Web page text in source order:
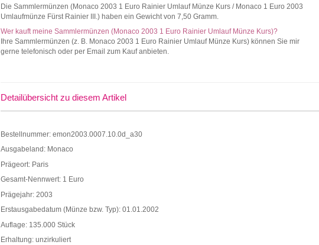
Die Sammlermünzen (Monaco 2003 1 Euro Rainier Umlauf Münze Kurs / Monaco 1 Euro 2003
Umlaufmünze Fürst Rainier III.) haben ein Gewicht von 7,50 Gramm.
Wer kauft meine Sammlermünzen (Monaco 2003 1 Euro Rainier Umlauf Münze Kurs)?
Ihre Sammlermünzen (z. B. Monaco 2003 1 Euro Rainier Umlauf Münze Kurs) können Sie mir
gerne telefonisch oder per Email zum Kauf anbieten.
Detailübersicht zu diesem Artikel
Bestellnummer: emon2003.0007.10.0d_a30
Ausgabeland: Monaco
Prägeort: Paris
Gesamt-Nennwert: 1 Euro
Prägejahr: 2003
Erstausgabedatum (Münze bzw. Typ): 01.01.2002
Auflage: 135.000 Stück
Erhaltung: unzirkuliert